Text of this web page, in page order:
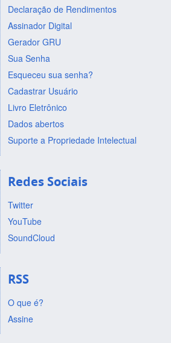
Declaração de Rendimentos
Assinador Digital
Gerador GRU
Sua Senha
Esqueceu sua senha?
Cadastrar Usuário
Livro Eletrônico
Dados abertos
Suporte a Propriedade Intelectual
Redes Sociais
Twitter
YouTube
SoundCloud
RSS
O que é?
Assine